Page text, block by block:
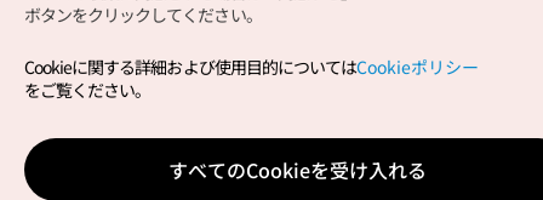
Copyright (c) Korea Tourism Organization All Rights
サイトエラー報告公式メール
japanese@knto.or.kr
ボタンをクリックしてください。
Cookieに関する詳細および使用目的についてはCookieポリシー
をご覧ください。
すべてのCookieを受け入れる